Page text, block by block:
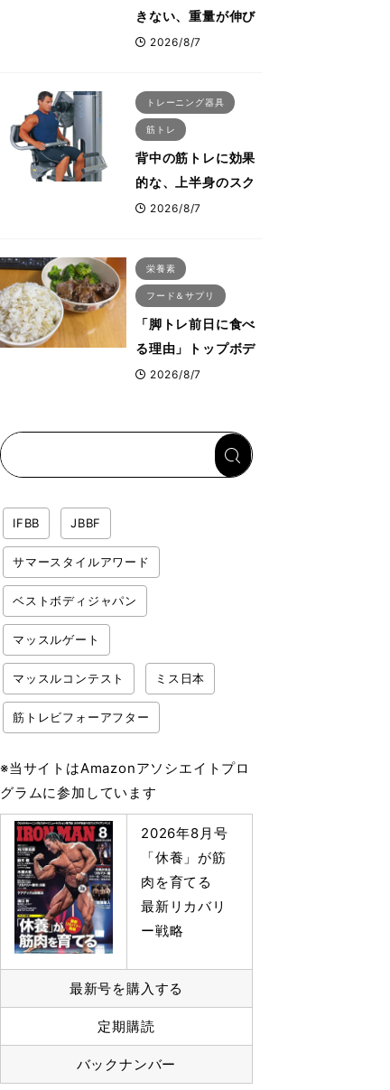
きない、重量が伸び
ない ボディビル世
える食事・睡眠・呼
吸の整え方
2026/8/7
トレーニング器具
筋トレ
背中の筋トレに効果
的な、上半身のスク
ワットとも言われた
ス・プルオーバーマ
シン”とは？
2026/8/7
栄養素
フード＆サプリ
「脚トレ前日に食べ
る理由」トップボデ
ィビルダーが愛用す
2026/8/7
IFBB JBBF
サマースタイルアワード
ベストボディジャパン
マッスルゲート
マッスルコンテスト ミス日本
筋トレビフォーアフター
※当サイトはAmazonアソシエイトプロ
グラムに参加しています
2026年8月号
「休養」が筋
肉を育てる
最新リカバリ
ー戦略
最新号を購入する
定期購読
バックナンバー